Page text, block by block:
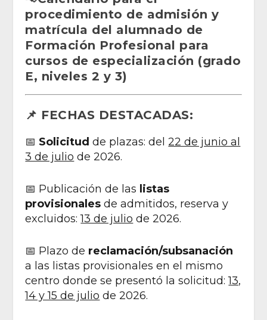
procedimiento de admisión y
matrícula del alumnado de
Formación Profesional para
cursos de especialización (grado
E, niveles 2 y 3)
📌 FECHAS DESTACADAS:
📅 Solicitud de plazas: del22 de junio al
3 de julio de 2026.
📅 Publicación de las listas
provisionales de admitidos, reserva y
excluidos:13 de julio de 2026.
📅 Plazo de reclamación/subsanación
a las listas provisionales en el mismo
centro donde se presentó la solicitud:13,
14 y 15 de julio de 2026.